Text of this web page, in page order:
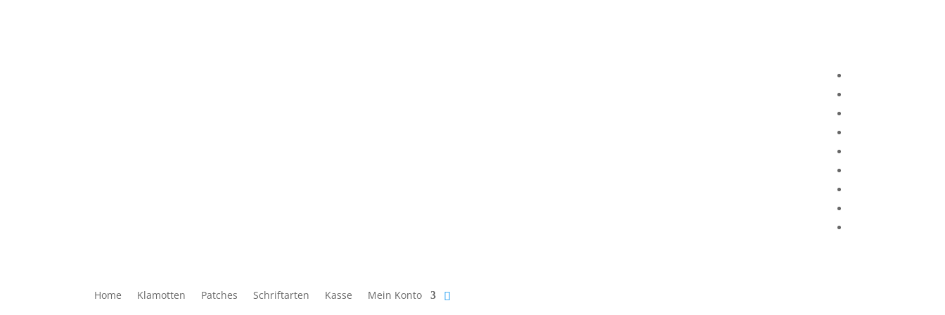
Home Klamotten Patches Schriftarten Kasse Mein Konto